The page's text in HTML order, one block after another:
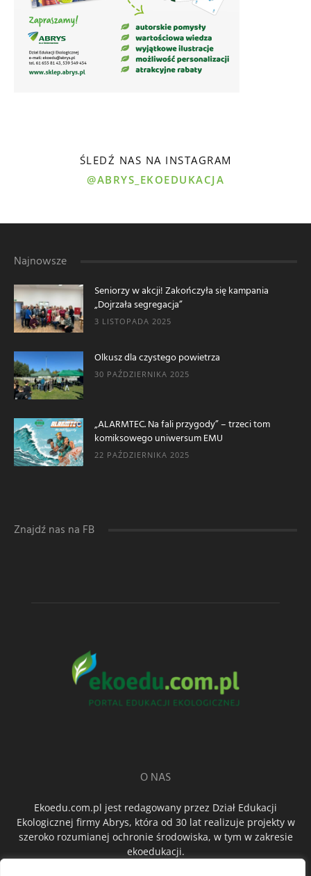
ŚLEDŹ NAS NA INSTAGRAM
@ABRYS_EKOEDUKACJA
Najnowsze
Seniorzy w akcji! Zakończyła się kampania
„Dojrzała segregacja”
3 LISTOPADA 2025
Olkusz dla czystego powietrza
30 PAŹDZIERNIKA 2025
„ALARMTEC. Na fali przygody” – trzeci tom
komiksowego uniwersum EMU
22 PAŹDZIERNIKA 2025
Znajdź nas na FB
O NAS
Ekoedu.com.pl jest redagowany przez Dział Edukacji
Ekologicznej firmy Abrys, która od 30 lat realizuje projekty w
szeroko rozumianej ochronie środowiska, w tym w zakresie
ekoedukacji.